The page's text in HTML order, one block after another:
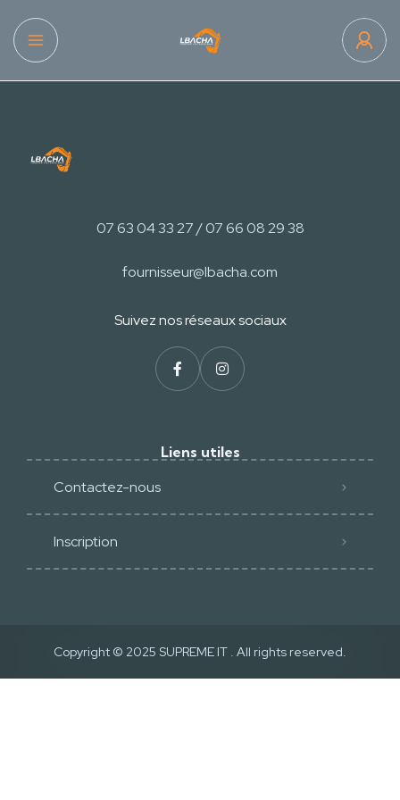
07 63 04 33 27 / 07 66 08 29 38
fournisseur@lbacha.com
Suivez nos réseaux sociaux​
Liens utiles
Contactez-nous
Inscription
Copyright © 2025 SUPREME IT . All rights reserved.